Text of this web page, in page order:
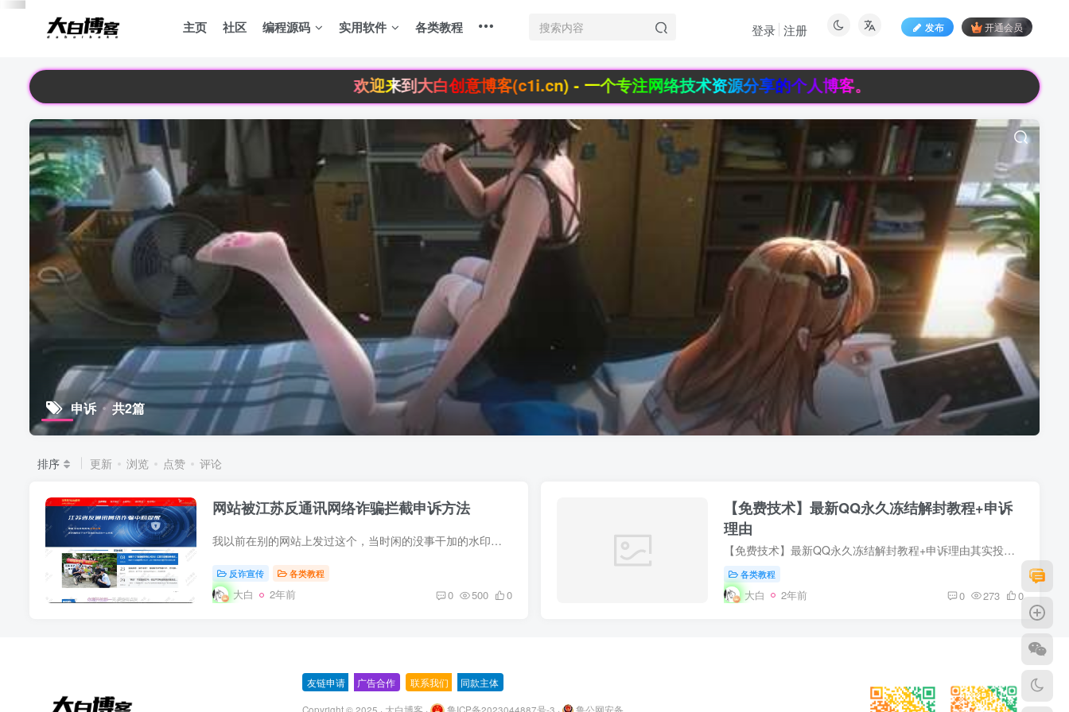
主页 社区 编程源码 实用软件 各类教程 发布 开通会员
登录 注册
欢迎来到大白创意博客(c1i.cn) - 一个专注网络技术资源分享的个人博客。
申诉 共2篇
排序 更新 浏览 点赞 评论
网站被江苏反通讯网络诈骗拦截申诉方法
我以前在别的网站上发过这个，当时闲的没事干加的水印，懒得新截了我博客网站以前也被拦截过，申诉成功了，今天就把详细申诉办法分享给大家拦截后会出现两种情况，江苏地区网站直接无法打开，或...
反诈宣传 各类教程
大白 2年前 0 500 0
【免费技术】最新QQ永久冻结解封教程+申诉
理由
【免费技术】最新QQ永久冻结解封教程+申诉理由其实投诉到工信部资料齐全，申诉的说词整理得好，能够成功解封的几率非常高。只要不是严重的违规，比如：1、涉H，群主没有发过H，但是被封号的；2...
各类教程
大白 2年前 0 273 0
友链申请 广告合作 联系我们 同款主体
Copyright © 2025 · 大白博客 · 鲁ICP备2023044887号-3 · 鲁公网安备